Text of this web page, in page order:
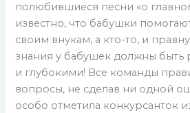
полюбившиеся песни «о
известно, что бабушки
своим внукам, а кто-то, и
знания у бабушек должны быть
и глубокими! Все команды
вопросы, не сделав ни одной
особо отметила конкурсанток